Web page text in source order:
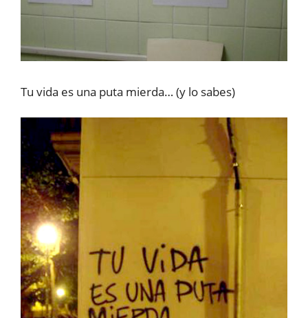
Tu vida es una puta mierda… (y lo sabes)